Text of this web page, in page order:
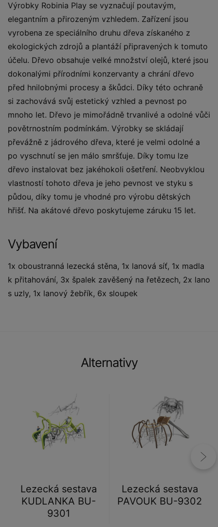
Výrobky Robinia Play se vyznačují poutavým,
elegantním a přirozeným vzhledem. Zařízení jsou
vyrobena ze speciálního druhu dřeva získaného z
ekologických zdrojů a plantáží připravených k tomuto
účelu. Dřevo obsahuje velké množství olejů, které jsou
dokonalými přírodními konzervanty a chrání dřevo
před hnilobnými procesy a škůdci. Díky této ochraně
si zachovává svůj estetický vzhled a pevnost po
mnoho let. Dřevo je mimořádně trvanlivé a odolné vůči
povětrnostním podmínkám. Výrobky se skládají
převážně z jádrového dřeva, které je velmi odolné a
po vyschnutí se jen málo smršťuje. Díky tomu lze
dřevo instalovat bez jakéhokoli ošetření. Neobvyklou
vlastností tohoto dřeva je jeho pevnost ve styku s
půdou, díky tomu je vhodné pro výrobu dětských
hřišť. Na akátové dřevo poskytujeme záruku 15 let.
Vybavení
1x oboustranná lezecká stěna, 1x lanová síť, 1x madla
k přitahování, 3x špalek zavěšený na řetězech, 2x lano
s uzly, 1x lanový žebřík, 6x sloupek
Alternativy
Lezecká sestava
KUDLANKA BU-
9301
Lezecká sestava
PAVOUK BU-9302